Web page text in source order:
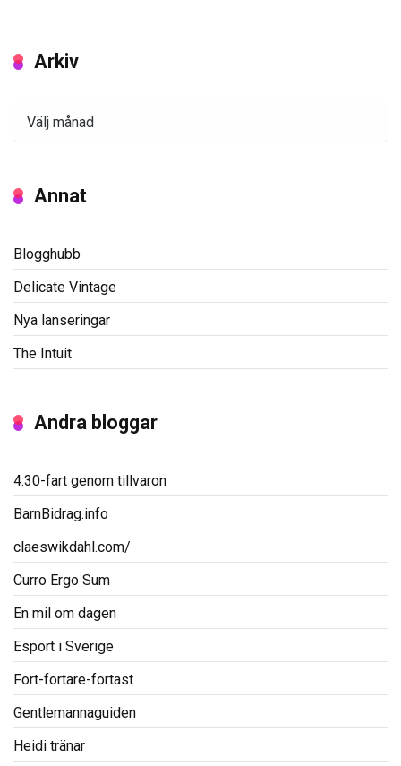
Arkiv
Annat
Blogghubb
Delicate Vintage
Nya lanseringar
The Intuit
Andra bloggar
4:30-fart genom tillvaron
BarnBidrag.info
claeswikdahl.com/
Curro Ergo Sum
En mil om dagen
Esport i Sverige
Fort-fortare-fortast
Gentlemannaguiden
Heidi tränar